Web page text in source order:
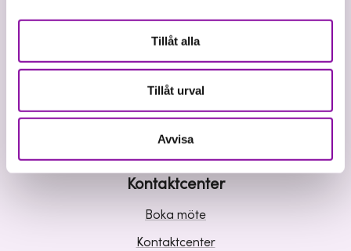
Tillåt alla
Tillåt urval
Avvisa
Våra tjänster
Riskkapital
Affärsutveckling
Kunskap och inspiration
Kontaktcenter
Boka möte
Kontaktcenter